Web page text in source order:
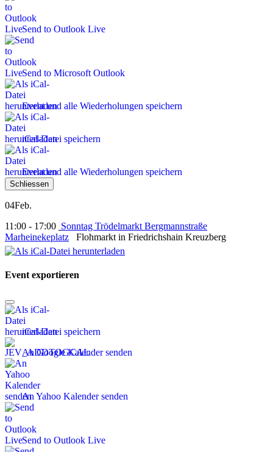
Send to Outlook Live
Send to Microsoft Outlook
Event und alle Wiederholungen speichern
iCal-Datei speichern
Event und alle Wiederholungen speichern
Schliessen
04Feb.
11:00 - 17:00 Sonntag Trödelmarkt Bergmannstraße
Marheinekeplatz Flohmarkt in Friedrichshain Kreuzberg
Event exportieren
iCal-Datei speichern
An Google Kalender senden
An Yahoo Kalender senden
Send to Outlook Live